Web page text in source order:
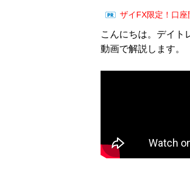
ザイFX限定！口座
こんにちは。デイト
動画で解説します。